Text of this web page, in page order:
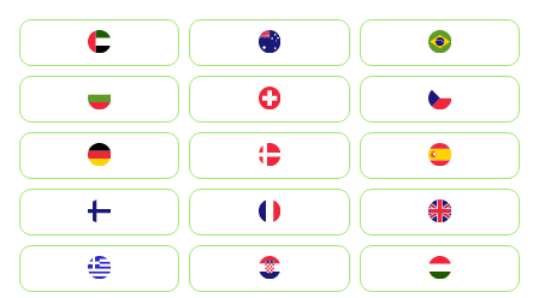
الإمارات العربية المتحدة
Switzerland
Deutschland
United Kingdom
Magyarország